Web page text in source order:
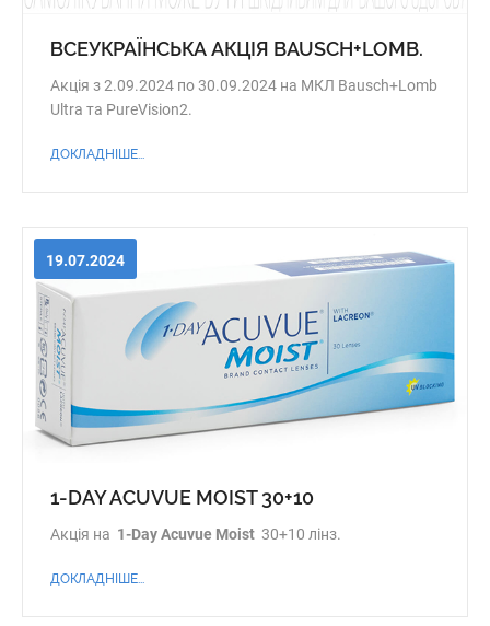
ВСЕУКРАЇНСЬКА АКЦІЯ BAUSCH+LOMB.
Акція з 2.09.2024 по 30.09.2024 на МКЛ Bausch+Lomb
Ultra та PureVision2.
ДОКЛАДНІШЕ...
19.07.2024
1-DAY ACUVUE MOIST 30+10
Акція на 1-Day Acuvue Moist 30+10 лінз.
ДОКЛАДНІШЕ...